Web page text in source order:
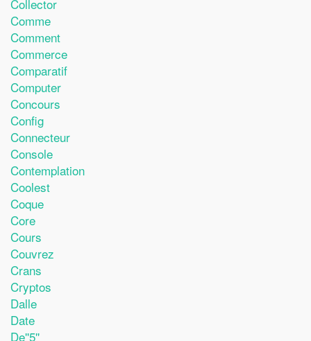
Collector
Comme
Comment
Commerce
Comparatif
Computer
Concours
Config
Connecteur
Console
Contemplation
Coolest
Coque
Core
Cours
Couvrez
Crans
Cryptos
Dalle
Date
De''5''